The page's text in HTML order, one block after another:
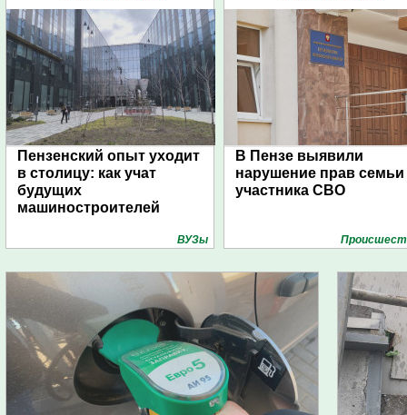
Пензенский опыт уходит
в столицу: как учат
будущих
машиностроителей
ВУЗы
В Пензе выявили
нарушение прав семьи
участника СВО